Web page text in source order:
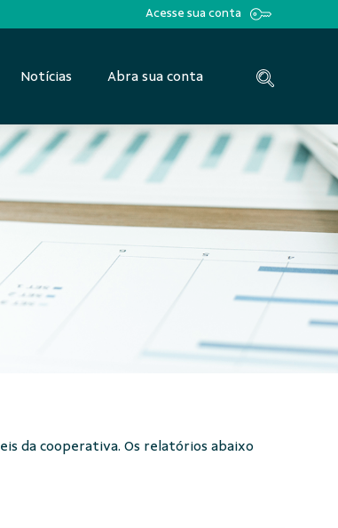
Acesse sua conta
Notícias Abra sua conta
da cooperativa. Os relatórios abaixo